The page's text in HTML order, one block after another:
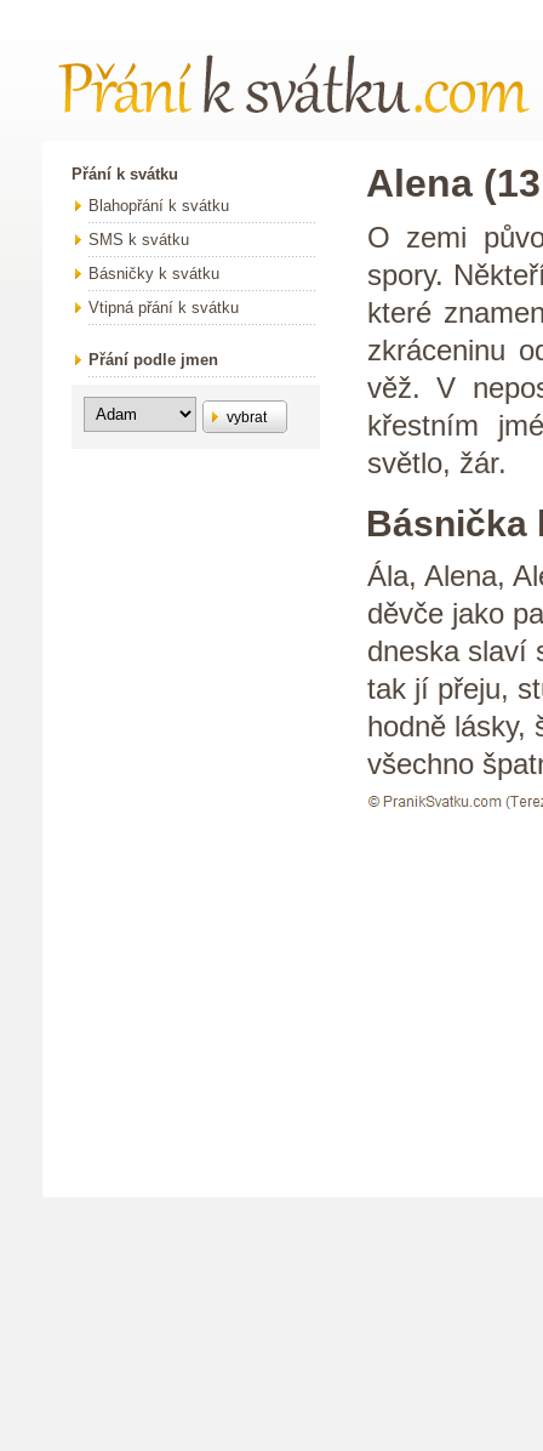
Přání k svátku
Blahopřání k svátku
SMS k svátku
Básničky k svátku
Vtipná přání k svátku
Přání podle jmen
vybrat
Alena
O zemi
spory.
které
zkráceninu
věž. V
křestním
světlo, žár.
Básnička
Ála, Alena,
děvče jako
dneska slaví
tak jí přeju,
hodně lásky,
všechno